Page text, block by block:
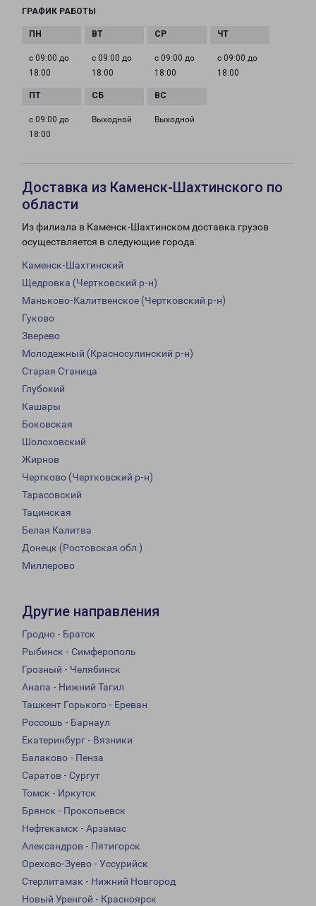
ГРАФИК РАБОТЫ
с 09:00 до
18:00
с 09:00 до
18:00
с 09:00 до
18:00
с 09:00 до
18:00
с 09:00 до
18:00
Выходной Выходной
Доставка из Каменск-Шахтинского по
области
Из филиала в Каменск-Шахтинском доставка грузов
осуществляется в следующие города:
Каменск-Шахтинский
Щедровка (Чертковский р-н)
Маньково-Калитвенское (Чертковский р-н)
Гуково
Зверево
Молодежный (Красносулинский р-н)
Старая Станица
Глубокий
Кашары
Боковская
Шолоховский
Жирнов
Чертково (Чертковский р-н)
Тарасовский
Тацинская
Белая Калитва
Донецк (Ростовская обл.)
Миллерово
Другие направления
Гродно - Братск
Рыбинск - Симферополь
Грозный - Челябинск
Анапа - Нижний Тагил
Ташкент Горького - Ереван
Россошь - Барнаул
Екатеринбург - Вязники
Балаково - Пенза
Саратов - Сургут
Томск - Иркутск
Брянск - Прокопьевск
Нефтекамск - Арзамас
Александров - Пятигорск
Орехово-Зуево - Уссурийск
Стерлитамак - Нижний Новгород
Новый Уренгой - Красноярск